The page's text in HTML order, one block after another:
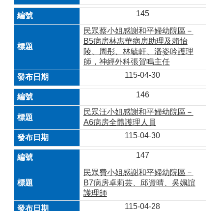
145
民眾蔡小姐感謝和平婦幼院區－
B5病房林惠華病房助理及賴怡
陵、周彤、林毓軒、潘姿吟護理
師，神經外科張賀鳴主任
115-04-30
146
民眾汪小姐感謝和平婦幼院區－
A6病房全體護理人員
115-04-30
147
民眾費小姐感謝和平婦幼院區－
B7病房卓莉芸、邱資晴、吳姵誼
護理師
115-04-28